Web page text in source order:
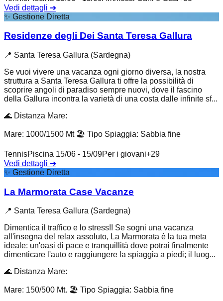
Vedi dettagli ➔
✨ Gestione Diretta
Residenze degli Dei Santa Teresa Gallura
📍 Santa Teresa Gallura (Sardegna)
Se vuoi vivere una vacanza ogni giorno diversa, la nostra
struttura a Santa Teresa Gallura ti offre la possibilità di
scoprire angoli di paradiso sempre nuovi, dove il fascino
della Gallura incontra la varietà di una costa dalle infinite sf...
🌊 Distanza Mare:
Mare: 1000/1500 Mt 🏖️ Tipo Spiaggia: Sabbia fine
TennisPiscina 15/06 - 15/09Per i giovani+29
Vedi dettagli ➔
✨ Gestione Diretta
La Marmorata Case Vacanze
📍 Santa Teresa Gallura (Sardegna)
Dimentica il traffico e lo stress!! Se sogni una vacanza
all'insegna del relax assoluto, La Marmorata è la tua meta
ideale: un'oasi di pace e tranquillità dove potrai finalmente
dimenticare l'auto e raggiungere la spiaggia a piedi; il luog...
🌊 Distanza Mare:
Mare: 150/500 Mt. 🏖️ Tipo Spiaggia: Sabbia fine